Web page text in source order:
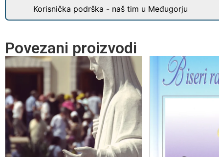
Korisnička podrška - naš tim u Međugorju
Povezani proizvodi